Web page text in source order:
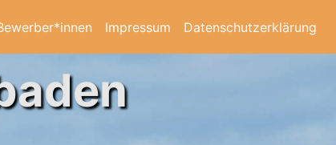
Impressum Datenschutzerklärung